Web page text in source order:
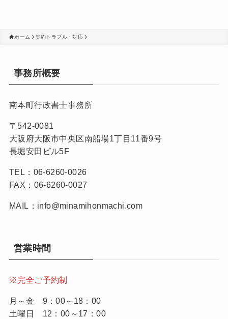
ホーム 契約トラブル・対応
事務所概要
南本町行政書士事務所
〒542-0081
大阪府大阪市中央区南船場1丁目11番9号
長堀安田ビル5F
TEL：06-6260-0026
FAX：06-6260-0027
MAIL：info@minamihonmachi.com
営業時間
※完全ご予約制
月～金 9：00～18：00
土曜日 12：00～17：00